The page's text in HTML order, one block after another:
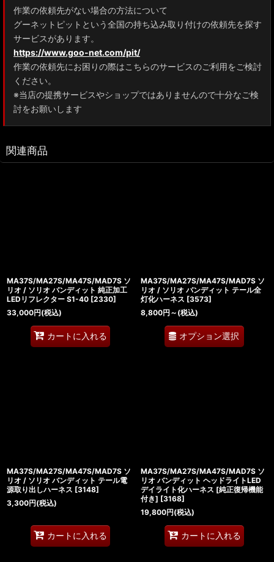
作業の依頼先がない場合の方法について
グーネットピットという全国の持ち込み取り付けの依頼先を探す
サービスがあります。
https://www.goo-net.com/pit/
作業の依頼先にお困りの際はこちらのサービスのご利用をご検討
ください。
※当店の提携サービスやショップではありませんので十分なご検
討をお願いします
関連商品
MA37S/MA27S/MA47S/MAD7S ソ
リオ / ソリオ バンディット 純正加工
LEDリフレクター S1-40 [2330]
33,000円(税込)
カートに入れる
MA37S/MA27S/MA47S/MAD7S ソ
リオ / ソリオ バンディット テール全
灯化ハーネス [3573]
8,800円 ～ (税込)
オプション選択
MA37S/MA27S/MA47S/MAD7S ソ
リオ / ソリオ バンディット テール電
源取り出しハーネス [3148]
3,300円(税込)
カートに入れる
MA37S/MA27S/MA47S/MAD7S ソ
リオ バンディット ヘッドライトLED
デイライト化ハーネス [純正復帰機能
付き] [3168]
19,800円(税込)
カートに入れる